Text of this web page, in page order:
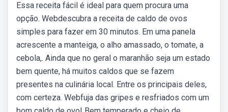
Essa receita fácil é ideal para quem procura uma
opção. Webdescubra a receita de caldo de ovos
simples para fazer em 30 minutos. Em uma panela
acrescente a manteiga, o alho amassado, o tomate, a
cebola,. Ainda que no geral o maranhão seja um estado
bem quente, há muitos caldos que se fazem
presentes na culinária local. Entre os principais deles,
com certeza. Webfuja das gripes e resfriados com um